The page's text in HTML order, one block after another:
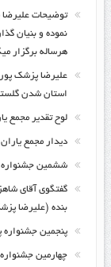
هرساله برگزار
علیرضا پزشک پور
استان شدن
لوح تقدیر مجمع
دیدار مجمع
ششمین جشنواره
گفتگوی آقای
بنده (علیرضا
پنجمین جشنواره
چهارمین